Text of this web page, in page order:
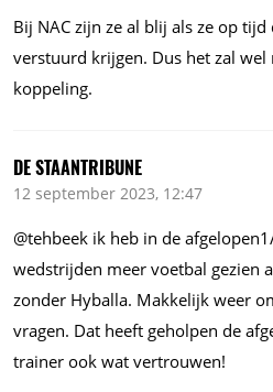
Bij NAC zijn ze al blij als ze op tijd
verstuurd krijgen. Dus het zal wel
koppeling.
DE STAANTRIBUNE
12 september 2023, 12:47
@tehbeek ik heb in de
wedstrijden meer voetbal gezien
zonder Hyballa. Makkelijk weer
vragen. Dat heeft geholpen de
trainer ook wat vertrouwen!